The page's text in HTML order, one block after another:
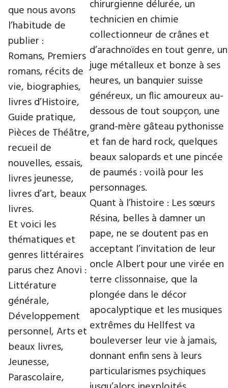
chirurgienne délurée, un
technicien en chimie
collectionneur de crânes et
d’arachnoïdes en tout genre, un
juge métalleux et bonze à ses
heures, un banquier suisse
généreux, un flic amoureux au-
dessous de tout soupçon, une
grand-mère gâteau pythonisse
et fan de hard rock, quelques
beaux salopards et une pincée
de paumés : voilà pour les
personnages.
Quant à l’histoire : Les sœurs
Résina, belles à damner un
pape, ne se doutent pas en
acceptant l’invitation de leur
oncle Albert pour une virée en
terre clissonnaise, que la
plongée dans le décor
apocalyptique et les musiques
extrêmes du Hellfest va
bouleverser leur vie à jamais,
donnant enfin sens à leurs
particularismes psychiques
que nous avons
l’habitude de
publier :
Romans, Premiers
romans, récits de
vie, biographies,
livres d’Histoire,
Guide pratique,
Pièces de Théâtre,
recueil de
nouvelles, essais,
livres jeunesse,
livres d’art, beaux
livres.
Et voici les
thématiques et
genres littéraires
parus chez Anovi :
Littérature
générale,
Développement
personnel, Arts et
beaux livres,
Jeunesse,
Parascolaire,